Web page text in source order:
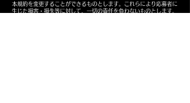
本規約を変更することができるものとします。これらにより応募者に
生じた損害・損失等に対して、一切の責任を負わないものとします。